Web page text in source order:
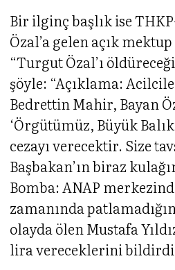
Bir ilginç başlık ise
Özal’a gelen açık
“Turgut Özal’ı
şöyle: “Açıklama:
Bedrettin Mahir, Bayan
‘Örgütümüz, Büyük
cezayı verecektir. Size
Başbakan’ın biraz
Bomba: ANAP
zamanında
olayda ölen Mustafa
lira vereceklerini